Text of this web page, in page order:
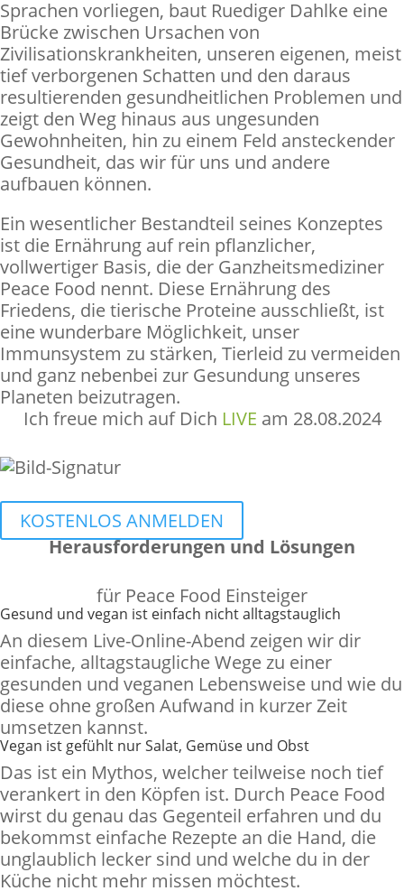
Sprachen vorliegen, baut Ruediger Dahlke eine
Brücke zwischen Ursachen von
Zivilisationskrankheiten, unseren eigenen, meist
tief verborgenen Schatten und den daraus
resultierenden gesundheitlichen Problemen und
zeigt den Weg hinaus aus ungesunden
Gewohnheiten, hin zu einem Feld ansteckender
Gesundheit, das wir für uns und andere
aufbauen können.
Ein wesentlicher Bestandteil seines Konzeptes
ist die Ernährung auf rein pflanzlicher,
vollwertiger Basis, die der Ganzheitsmediziner
Peace Food nennt. Diese Ernährung des
Friedens, die tierische Proteine ausschließt, ist
eine wunderbare Möglichkeit, unser
Immunsystem zu stärken, Tierleid zu vermeiden
und ganz nebenbei zur Gesundung unseres
Planeten beizutragen.
Ich freue mich auf Dich LIVE am 28.08.2024
KOSTENLOS ANMELDEN
Herausforderungen und Lösungen
für Peace Food Einsteiger
Gesund und vegan ist einfach nicht alltagstauglich
An diesem Live-Online-Abend zeigen wir dir
einfache, alltagstaugliche Wege zu einer
gesunden und veganen Lebensweise und wie du
diese ohne großen Aufwand in kurzer Zeit
umsetzen kannst.
Vegan ist gefühlt nur Salat, Gemüse und Obst
Das ist ein Mythos, welcher teilweise noch tief
verankert in den Köpfen ist. Durch Peace Food
wirst du genau das Gegenteil erfahren und du
bekommst einfache Rezepte an die Hand, die
unglaublich lecker sind und welche du in der
Küche nicht mehr missen möchtest.